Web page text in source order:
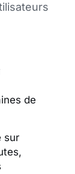
de
sur